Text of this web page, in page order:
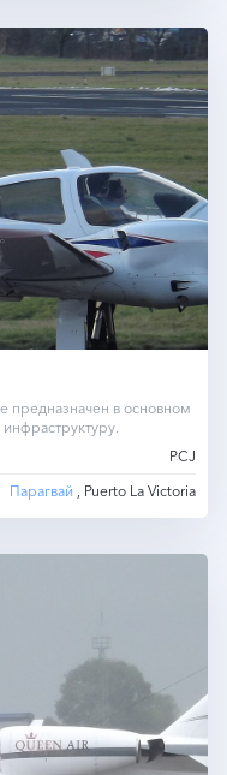
предназначен в основном
PCJ
Парагвай , Puerto La Victoria